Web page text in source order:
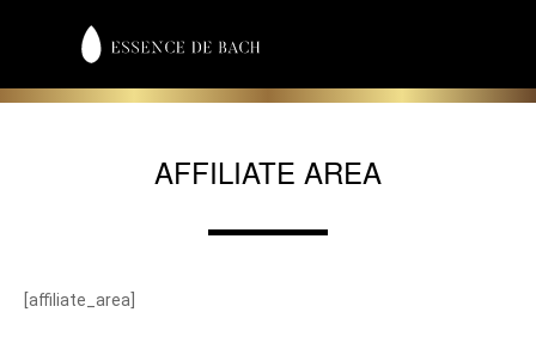
AFFILIATE AREA
[affiliate_area]